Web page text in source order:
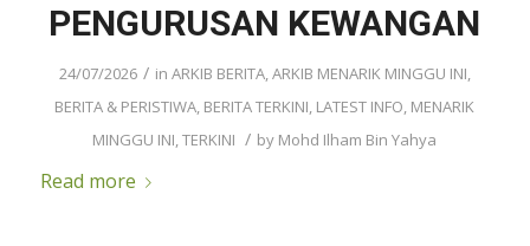
PENGURUSAN KEWANGAN
24/07/2026 / in ARKIB BERITA, ARKIB MENARIK MINGGU INI
BERITA & PERISTIWA BERITA TERKINI LATEST INFO MENARIK
MINGGU INI ,TERKINI / by Mohd Ilham Bin Yahya
Read more